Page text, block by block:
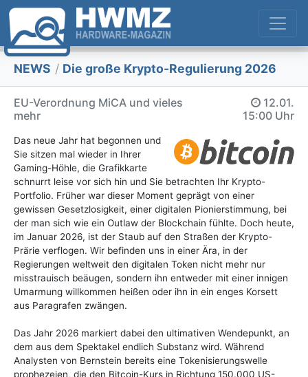
NEWS / Die große Krypto-Regulierung 2026
EU-Verordnung MiCA und vieles
mehr
12.01.
15:00 Uhr
Das neue Jahr hat begonnen und
Sie sitzen mal wieder in Ihrer
Gaming-Höhle, die Grafikkarte
schnurrt leise vor sich hin und Sie betrachten Ihr Krypto-
Portfolio. Früher war dieser Moment geprägt von einer
gewissen Gesetzlosigkeit, einer digitalen Pionierstimmung, bei
der man sich wie ein Outlaw der Blockchain fühlte. Doch heute,
im Januar 2026, ist der Staub auf den Straßen der Krypto-
Prärie verflogen. Wir befinden uns in einer Ära, in der
Regierungen weltweit den digitalen Token nicht mehr nur
misstrauisch beäugen, sondern ihn entweder mit einer innigen
Umarmung willkommen heißen oder ihn in ein enges Korsett
aus Paragrafen zwängen.
Das Jahr 2026 markiert dabei den ultimativen Wendepunkt, an
dem aus dem Spektakel endlich Substanz wird. Während
Analysten von Bernstein bereits eine Tokenisierungswelle
prophezeien, die den Bitcoin-Kurs in Richtung 150.000 US-